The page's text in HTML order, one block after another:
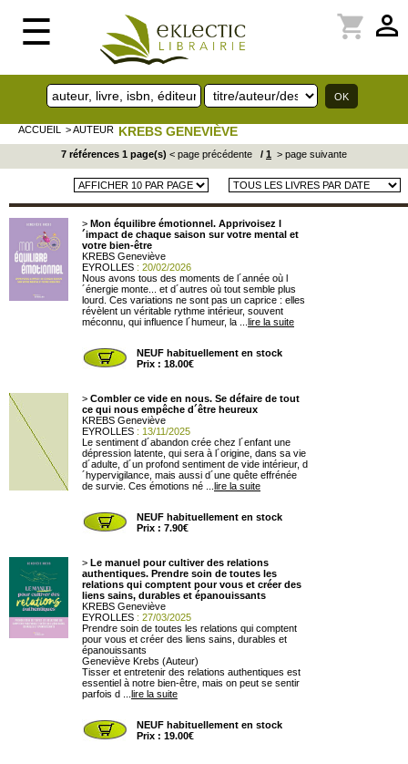
☰ perm_identity
shopping_cart
ACCUEIL > AUTEUR KREBS GENEVIÈVE
7 références 1 page(s) < page précédente / 1 > page suivante
> Mon équilibre émotionnel. Apprivoisez l
´impact de chaque saison sur votre mental et
votre bien-être
KREBS Geneviève
EYROLLES : 20/02/2026
Nous avons tous des moments de l´année où l
´énergie monte... et d´autres où tout semble plus
lourd. Ces variations ne sont pas un caprice : elles
révèlent un véritable rythme intérieur, souvent
méconnu, qui influence l´humeur, la ... lire la suite
NEUF habituellement en stock
Prix : 18.00€
> Combler ce vide en nous. Se défaire de tout
ce qui nous empêche d´être heureux
KREBS Geneviève
EYROLLES : 13/11/2025
Le sentiment d´abandon crée chez l´enfant une
dépression latente, qui sera à l´origine, dans sa vie
d´adulte, d´un profond sentiment de vide intérieur, d
´hypervigilance, mais aussi d´une quête effrénée
de survie. Ces émotions né ... lire la suite
NEUF habituellement en stock
Prix : 7.90€
> Le manuel pour cultiver des relations
authentiques. Prendre soin de toutes les
relations qui comptent pour vous et créer des
liens sains, durables et épanouissants
KREBS Geneviève
EYROLLES : 27/03/2025
Prendre soin de toutes les relations qui comptent
pour vous et créer des liens sains, durables et
épanouissants
Geneviève Krebs (Auteur)
Tisser et entretenir des relations authentiques est
essentiel à notre bien-être, mais on peut se sentir
parfois d ... lire la suite
NEUF habituellement en stock
Prix : 19.00€